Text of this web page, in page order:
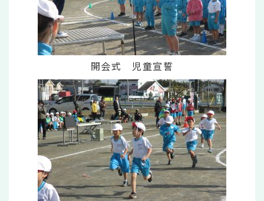
開会式 児童宣誓